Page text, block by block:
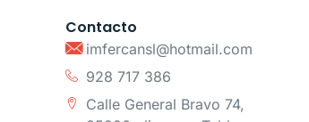
Contacto
imfercansl@hotmail.com
928 717 386
Calle General Bravo 74,